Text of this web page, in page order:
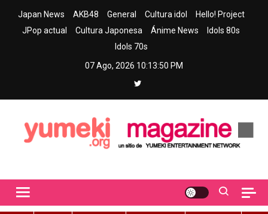
Japan News AKB48 General Cultura idol
Hello! Project
JPop actual
Cultura Japonesa Ánime News
Idols 80s
Idols 70s
07 Ago, 2026 10:13:51 PM